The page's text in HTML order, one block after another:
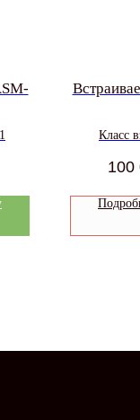
Класс
100